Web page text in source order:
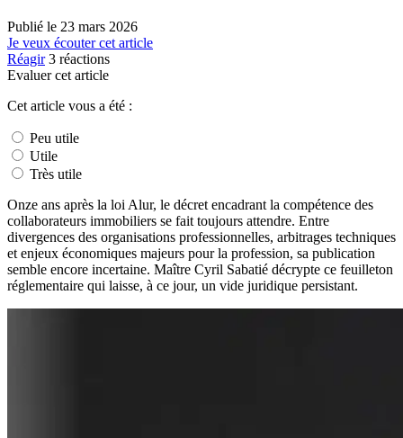
Publié le 23 mars 2026
Je veux écouter cet article
Réagir 3 réactions
Evaluer cet article
Cet article vous a été :
Peu utile
Utile
Très utile
Onze ans après la loi Alur, le décret encadrant la compétence des
collaborateurs immobiliers se fait toujours attendre. Entre
divergences des organisations professionnelles, arbitrages techniques
et enjeux économiques majeurs pour la profession, sa publication
semble encore incertaine. Maître Cyril Sabatié décrypte ce feuilleton
réglementaire qui laisse, à ce jour, un vide juridique persistant.